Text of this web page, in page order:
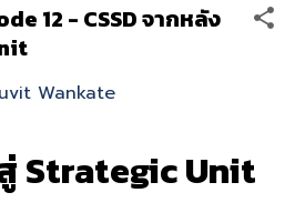
12 - CSSD จากหลัง
Wankate
Strategic Unit